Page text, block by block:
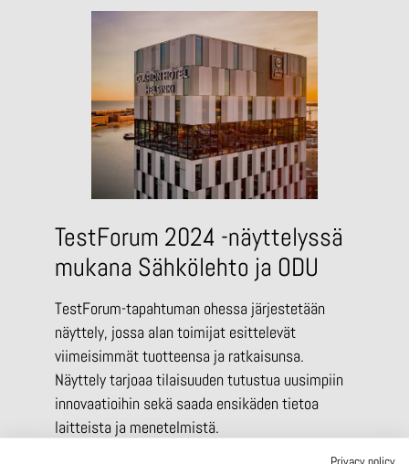
TestForum 2024 -näyttelyssä
mukana Sähkölehto ja ODU
TestForum-tapahtuman ohessa järjestetään
näyttely, jossa alan toimijat esittelevät
viimeisimmät tuotteensa ja ratkaisunsa.
Näyttely tarjoaa tilaisuuden tutustua uusimpiin
innovaatioihin sekä saada ensikäden tietoa
laitteista ja menetelmistä.